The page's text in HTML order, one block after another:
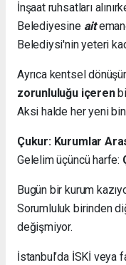
İnşaat ruhsatları
Belediyesine ait
Belediysi'nin yeteri
Ayrıca kentsel
zorunluluğu içeren
Aksi halde her yeni
Çukur: Kurumlar
Gelelim üçüncü harfe:
Bugün bir kurum
Sorumluluk birinden
değişmiyor.
İstanbul’da İSKİ veya